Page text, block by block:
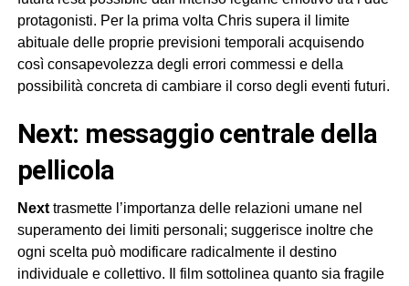
protagonisti. Per la prima volta Chris supera il limite
abituale delle proprie previsioni temporali acquisendo
così consapevolezza degli errori commessi e della
possibilità concreta di cambiare il corso degli eventi futuri.
next: messaggio centrale della
pellicola
Nexttrasmette l’importanza delle relazioni umane nel
superamento dei limiti personali; suggerisce inoltre che
ogni scelta può modificare radicalmente il destino
individuale e collettivo. Il film sottolinea quanto sia fragile